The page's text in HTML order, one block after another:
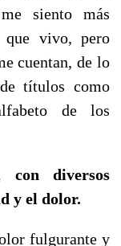
siento más
vivo, pero
cuentan, de lo
títulos como
de los
con diversos
y el dolor.
fulgurante y